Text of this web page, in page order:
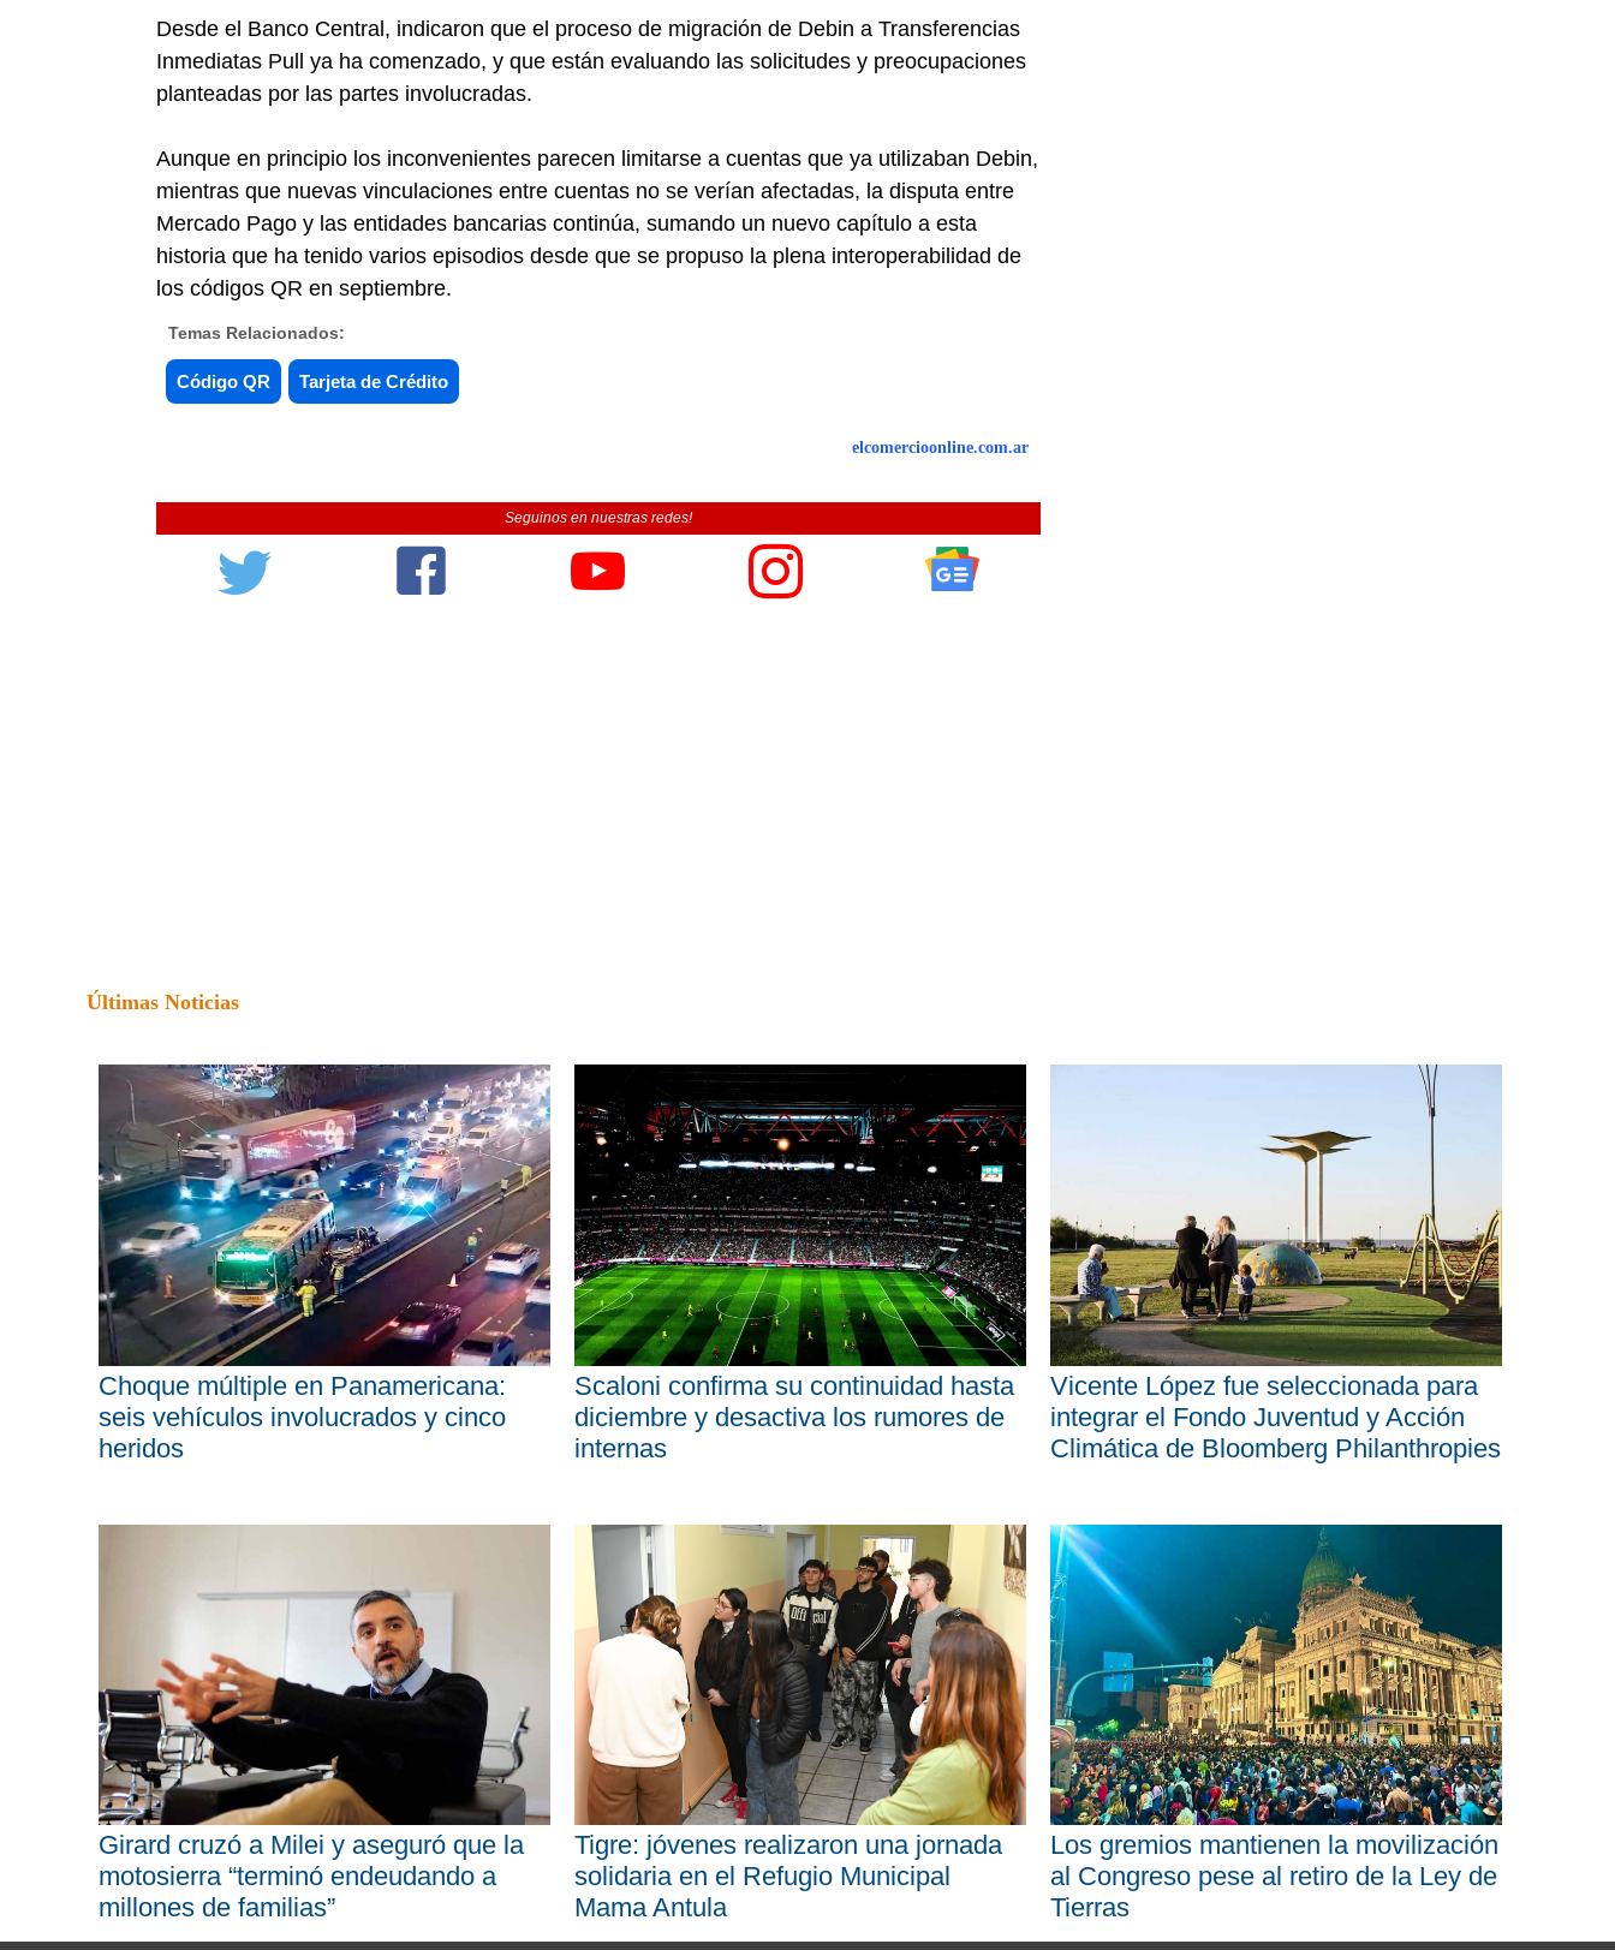
Desde el Banco Central, indicaron que el proceso de migración de Debin a Transferencias
Inmediatas Pull ya ha comenzado, y que están evaluando las solicitudes y preocupaciones
planteadas por las partes involucradas.
Aunque en principio los inconvenientes parecen limitarse a cuentas que ya utilizaban Debin,
mientras que nuevas vinculaciones entre cuentas no se verían afectadas, la disputa entre
Mercado Pago y las entidades bancarias continúa, sumando un nuevo capítulo a esta
historia que ha tenido varios episodios desde que se propuso la plena interoperabilidad de
los códigos QR en septiembre.
Temas Relacionados:
Código QR Tarjeta de Crédito
elcomercioonline.com.ar
Seguinos en nuestras redes!
Últimas Noticias
Choque múltiple en Panamericana:
seis vehículos involucrados y cinco
heridos
Scaloni confirma su continuidad hasta
diciembre y desactiva los rumores de
internas
Vicente López fue seleccionada para
integrar el Fondo Juventud y Acción
Climática de Bloomberg Philanthropies
Girard cruzó a Milei y aseguró que la
motosierra “terminó endeudando a
millones de familias”
Tigre: jóvenes realizaron una jornada
solidaria en el Refugio Municipal
Mama Antula
Los gremios mantienen la movilización
al Congreso pese al retiro de la Ley de
Tierras